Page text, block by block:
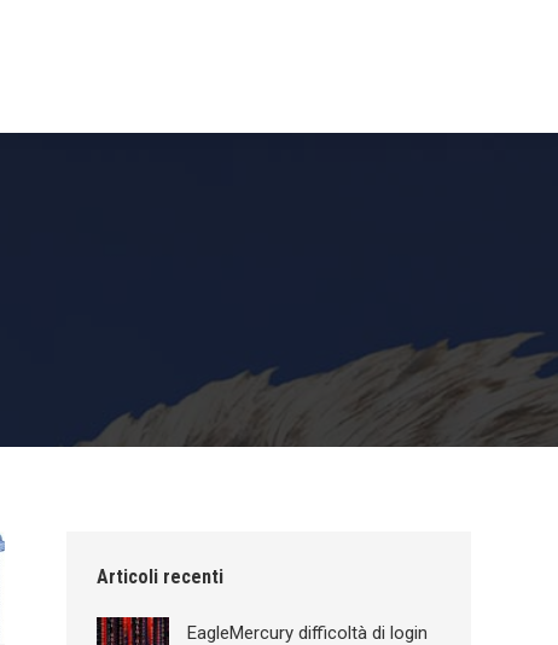
Articoli recenti
EagleMercury difficoltà di login